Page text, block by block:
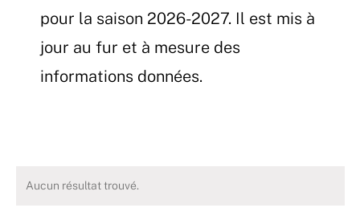
pour la saison 2026-2027. Il est mis à
jour au fur et à mesure des
informations données.
Aucun résultat trouvé.